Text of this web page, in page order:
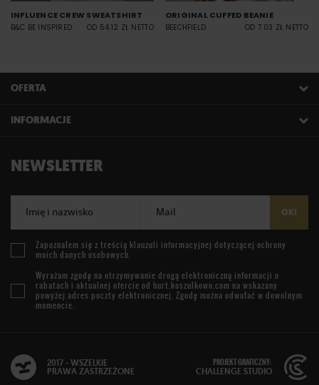
INFLUENCE CREW SWEATSHIRT
B&C BE INSPIRED OD 54.12 ZŁ NETTO
ORIGINAL CUFFED BEANIE
BEECHFIELD OD 7.03 ZŁ NETTO
OFERTA
INFORMACJE
NEWSLETTER
Imię i nazwisko Mail OK!
Zapoznałem się z treścią klauzuli informacyjnej dotyczącej ochrony
moich danych osobowych.
Wyrażam zgodę na otrzymywanie drogą elektroniczną informacji o
rabatach i aktualnej ofercie od hurt.koszulkowo.com na wskazany
powyżej adres poczty elektronicznej. Zgodę można odwołać w dowolnym
momencie.
2017 - WSZELKIE
PRAWA ZASTRZEŻONE
PROJEKT GRAFICZNY:
CHALLENGE STUDIO